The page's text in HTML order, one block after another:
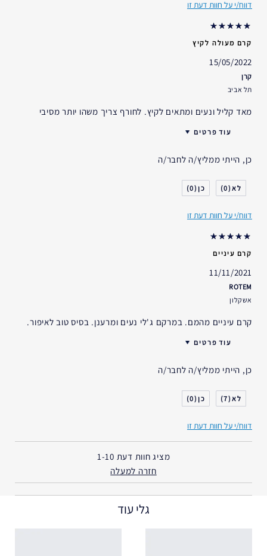
דווח/י על חוות דעת זו
קרם מעולה לקיץ
15/05/2022
קרן
תל אביב
מאד קליל ונעים ומתאים לקיץ. לחורף צריך משהו יותר מסיבי
עוד פרטים
סוג העור
דאגות העור
אני משתמש/ת באסתי לאודר
כן, הייתי ממליץ/ה לחבר/ה
0
0
דווח/י על חוות דעת זו
קרם עיניים
11/11/2021
ROTEM
אשקלון
קרם עיניים מהמם. במרקם ג'לי נעים ומרענן. בסיס טוב לאיפור.
עוד פרטים
סוג העור
דאגות העור
אני משתמש/ת באסתי לאודר
כן, הייתי ממליץ/ה לחבר/ה
7
0
דווח/י על חוות דעת זו
מציג חוות דעת 1-10
חזרה למעלה
גלי עוד